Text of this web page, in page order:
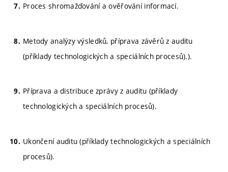
Proces shromažďování a ověřování informací.
Metody analýzy výsledků, příprava závěrů z auditu
(příklady technologických a speciálních procesů).).
Příprava a distribuce zprávy z auditu (příklady
technologických a speciálních procesů).
Ukončení auditu (příklady technologických a speciálních
procesů).